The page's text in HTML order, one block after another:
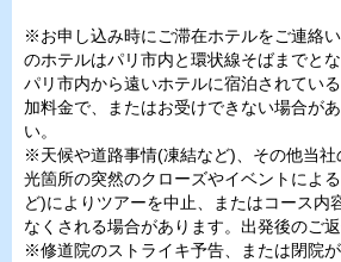
※お申し込み時にご滞在ホテルをご連絡
のホテルはパリ市内と環状線そばまでと
パリ市内から遠いホテルに宿泊されてい
加料金で、またはお受けできない場合が
い。
※天候や道路事情(凍結など)、その他当社
光箇所の突然のクローズやイベントによ
ど)によりツアーを中止、またはコース内
なくされる場合があります。出発後のご
※修道院のストライキ予告、または閉院